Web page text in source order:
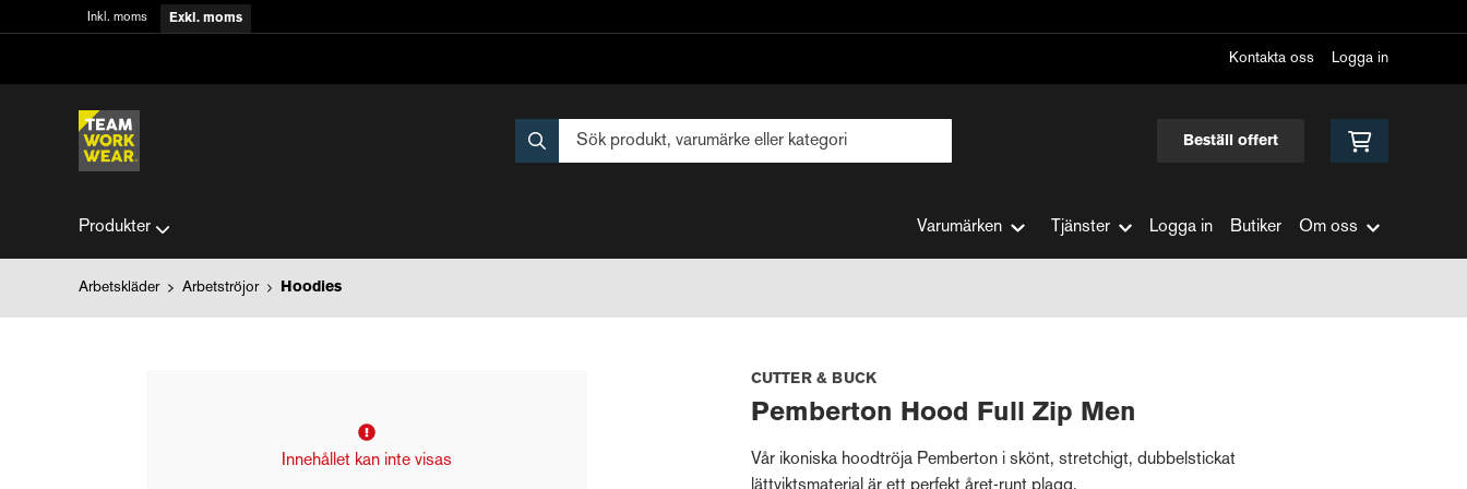
Inkl. moms Exkl. moms
Kontakta oss Logga in
Beställ offert
Produkter Varumärken Tjänster Logga in Butiker Om oss
Arbetskläder Arbetströjor Hoodies
Innehållet kan inte visas
CUTTER & BUCK
Pemberton Hood Full Zip Men
Vår ikoniska hoodtröja Pemberton i skönt, stretchigt, dubbelstickat